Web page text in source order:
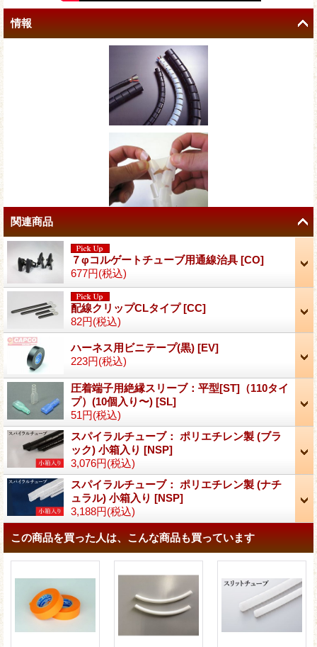
情報
関連商品
７φコルゲートチューブ用通線治具 [CO]
677円(税込)
配線クリップCLタイプ[CC]
82円(税込)
ハーネス用ビニテープ(黒) [EV]
223円(税込)
圧着端子用絶縁スリーブ：平型[ST]（110タイ
プ）(10個入り〜) [SL]
51円(税込)
スパイラルチューブ： ポリエチレン製 (ブラ
ック) 小箱入り [NSP]
3,076円(税込)
スパイラルチューブ： ポリエチレン製 (ナチ
ュラル) 小箱入り [NSP]
3,188円(税込)
この商品を買った人は、こんな商品も買っています